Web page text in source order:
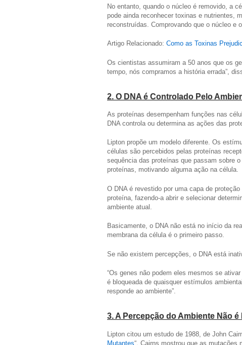
No entanto, quando o núcleo é removido, a
pode ainda reconhecer toxinas e nutrientes,
reconstruídas. Comprovando que o núcleo e
Artigo Relacionado: Como as Toxinas
Os cientistas assumiram a 50 anos que os
tempo, nós compramos a história errada”,
2. O DNA é Controlado Pelo
As proteínas desempenham funções nas
DNA controla ou determina as ações das
Lipton propõe um modelo diferente. Os
células são percebidos pelas proteínas
sequência das proteínas que passam sobre
proteínas, motivando alguma ação na célula.
O DNA é revestido por uma capa de
proteína, fazendo-a abrir e selecionar
ambiente atual.
Basicamente, o DNA não está no início da
membrana da célula é o primeiro passo.
Se não existem percepções, o DNA está
“Os genes não podem eles mesmos se
é bloqueada de quaisquer estímulos
responde ao ambiente”.
3. A Percepção do Ambiente Não
Lipton citou um estudo de 1988, de John
Mutantes“. Cairns mostrou que as mutações